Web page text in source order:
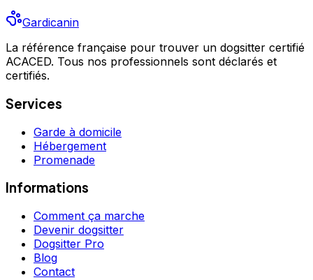
Gardicanin
La référence française pour trouver un dogsitter certifié
ACACED. Tous nos professionnels sont déclarés et
certifiés.
Services
Garde à domicile
Hébergement
Promenade
Informations
Comment ça marche
Devenir dogsitter
Dogsitter Pro
Blog
Contact